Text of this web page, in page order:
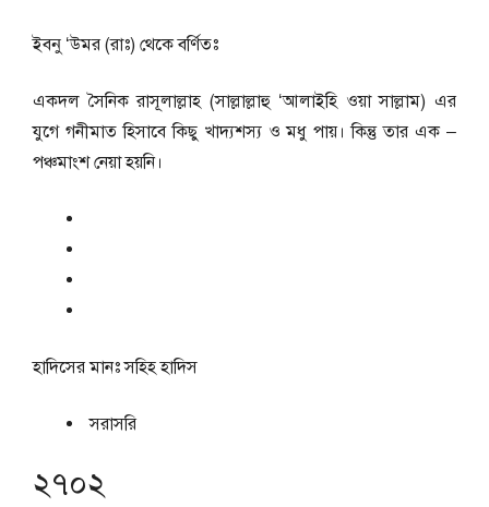
ইবনু ‘উমর (রাঃ) থেকে বর্ণিতঃ
একদল সৈনিক রাসূলাল্লাহ (সাল্লাল্লাহু ‘আলাইহি ওয়া সাল্লাম) এর
যুগে গনীমাত হিসাবে কিছু খাদ্যশস্য ও মধু পায়। কিন্তু তার এক –
পঞ্চমাংশ নেয়া হয়নি।
হাদিসের মানঃসহিহ হাদিস
সরাসরি
২৭০২